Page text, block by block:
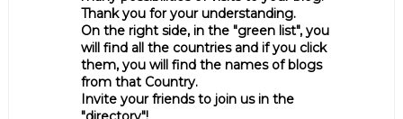
Thank you for your understanding.
On the right side, in the "green list", you
will find all the countries and if you click
them, you will find the names of blogs
from that Country.
Invite your friends to join us in the